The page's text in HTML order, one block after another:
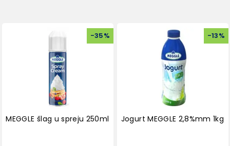
-35%
MEGGLE šlag u spreju 250ml
-13%
Jogurt MEGGLE 2,8%mm 1kg